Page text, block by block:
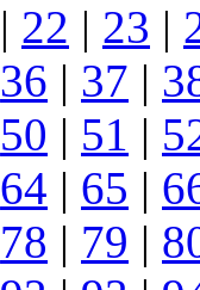
| 22 | 23 |
36 | 37 |
50 | 51 |
64 | 65 |
78 | 79 |